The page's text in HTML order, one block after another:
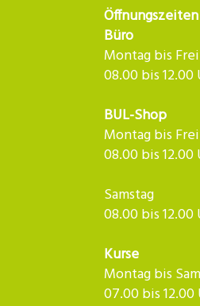
Öffnungszeiten
Büro
Montag bis
08.00 bis 12.00
BUL-Shop
Montag bis
08.00 bis 12.00
Samstag
08.00 bis
Kurse
Montag bis
07.00 bis 12.00